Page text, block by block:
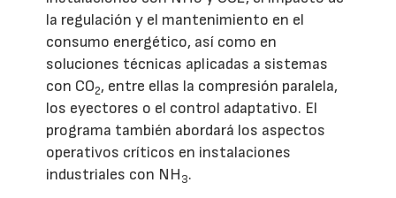
la regulación y el mantenimiento en el
consumo energético, así como en
soluciones técnicas aplicadas a sistemas
con CO2, entre ellas la compresión paralela,
los eyectores o el control adaptativo. El
programa también abordará los aspectos
operativos críticos en instalaciones
industriales con NH3.